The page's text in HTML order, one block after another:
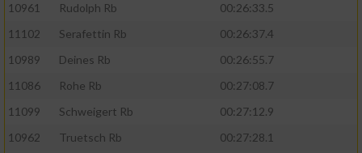
10961
Rudolph Rb
00:26:33.5
11102
Serafettin Rb
00:26:37.4
10989
Deines Rb
00:26:55.7
11086
Rohe Rb
00:27:08.7
11099
Schweigert Rb
00:27:12.9
10962
Truetsch Rb
00:27:28.1